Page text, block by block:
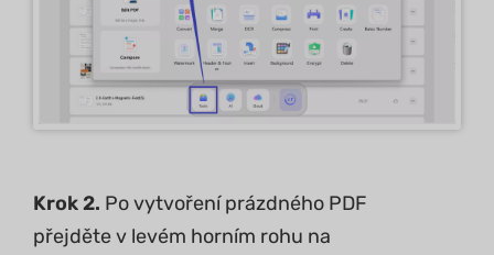
Krok 2. Po vytvoření prázdného PDF
přejděte v levém horním rohu na